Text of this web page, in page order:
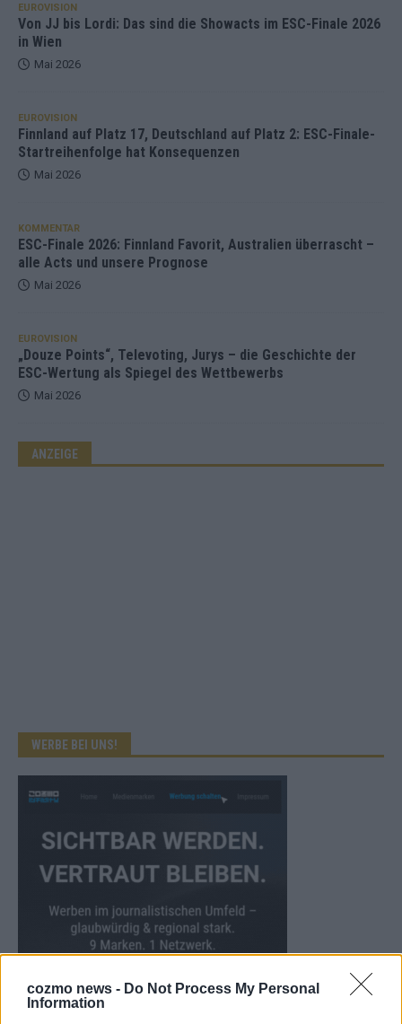
cozmo news - Do Not Process My Personal
Information
EUROVISION
Von JJ bis Lordi: Das sind die Showacts im ESC-Finale 2026
in Wien
Mai 2026
EUROVISION
Finnland auf Platz 17, Deutschland auf Platz 2: ESC-Finale-
Startreihenfolge hat Konsequenzen
Mai 2026
KOMMENTAR
ESC-Finale 2026: Finnland Favorit, Australien überrascht –
alle Acts und unsere Prognose
Mai 2026
EUROVISION
„Douze Points“, Televoting, Jurys – die Geschichte der
ESC-Wertung als Spiegel des Wettbewerbs
Mai 2026
ANZEIGE
WERBE BEI UNS!